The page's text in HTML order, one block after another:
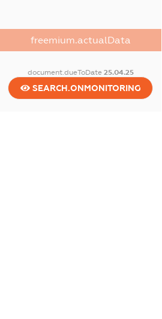
freemium.actualData
document.dueToDate 25.04.25
SEARCH.ONMONITORING